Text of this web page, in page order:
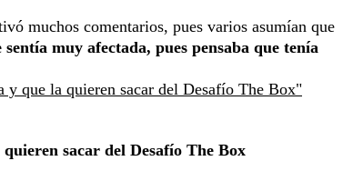
muchos comentarios, pues varios asumían que
sentía muy afectada, pues pensaba que tenía
y que la quieren sacar del Desafío The Box"
sacar del Desafío The Box